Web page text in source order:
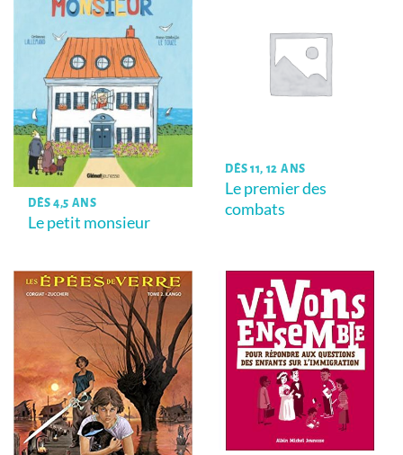
DÈS 4,5 ANS
Le petit monsieur
DÈS 11, 12 ANS
Le premier des
combats